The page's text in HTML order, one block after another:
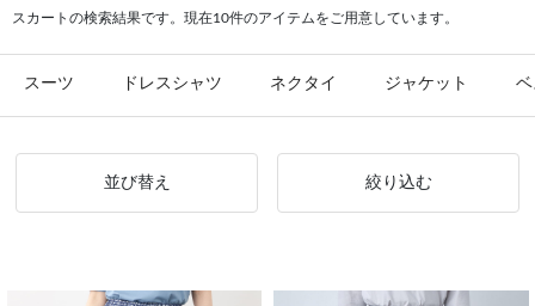
スカートの検索結果です。現在10件のアイテムをご用意しています。
スーツ ドレスシャツ ネクタイ ジャケット
並び替え 絞り込む